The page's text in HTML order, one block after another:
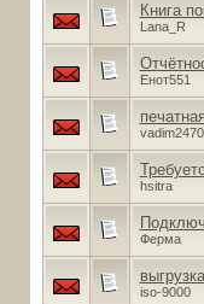
Книга
Lana_R
Енот551
vadim2470
hsitra
Ферма
iso-9000